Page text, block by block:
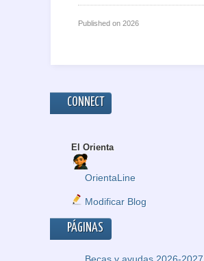
Published on 2026
CONNECT
El Orienta
OrientaLine
Modificar Blog
PÁGINAS